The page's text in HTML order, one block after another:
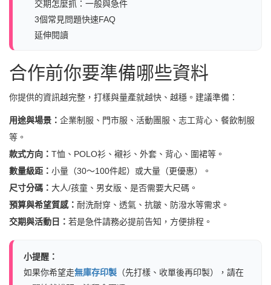
交期怎麼抓：一般與急件
3個常見問題快速FAQ
延伸閱讀
合作前你要準備哪些資料
你提供的資訊越完整，打樣與量產就越快、越穩。建議準備：
用途與場景： 企業制服、門市服、活動團服、志工背心、餐飲制服
等。
款式方向： T恤、POLO衫、襯衫、外套、背心、圍裙等。
數量級距： 小量（30～100件起）或大量（更優惠）。
尺寸分碼： 大人/孩童、男女版、是否需要大尺碼。
預算與希望質感： 耐洗耐穿、透氣、抗皺、防潑水等需求。
交期與活動日： 若是急件請務必提前告知，方便排程。
小提醒：
如果你希望走無庫存印製 （先打樣、收單後再印製），請在